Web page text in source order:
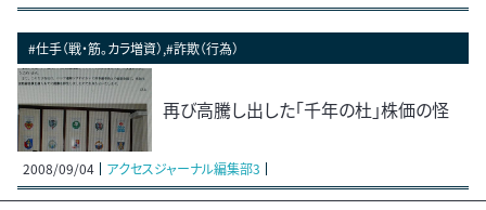
#仕手（戦・筋。カラ増資）,#詐欺（行為）
再び高騰し出した「千年の杜」株価の怪
2008/09/04 アクセスジャーナル編集部3